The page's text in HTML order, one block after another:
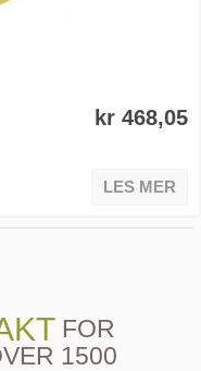
kr 468,05
LES MER
FOR
1500